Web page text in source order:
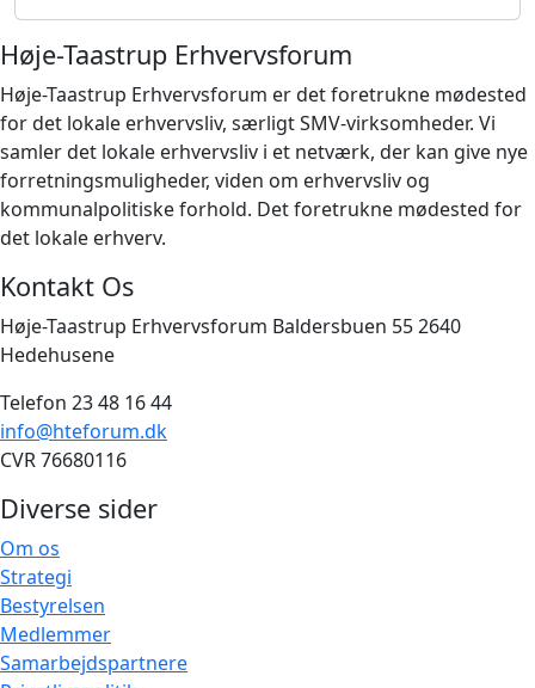
Høje-Taastrup Erhvervsforum
Høje-Taastrup Erhvervsforum er det foretrukne mødested
for det lokale erhvervsliv, særligt SMV-virksomheder. Vi
samler det lokale erhvervsliv i et netværk, der kan give nye
forretningsmuligheder, viden om erhvervsliv og
kommunalpolitiske forhold. Det foretrukne mødested for
det lokale erhverv.
Kontakt Os
Høje-Taastrup Erhvervsforum Baldersbuen 55 2640
Hedehusene
Telefon 23 48 16 44
info@hteforum.dk
CVR 76680116
Diverse sider
Om os
Strategi
Bestyrelsen
Medlemmer
Samarbejdspartnere